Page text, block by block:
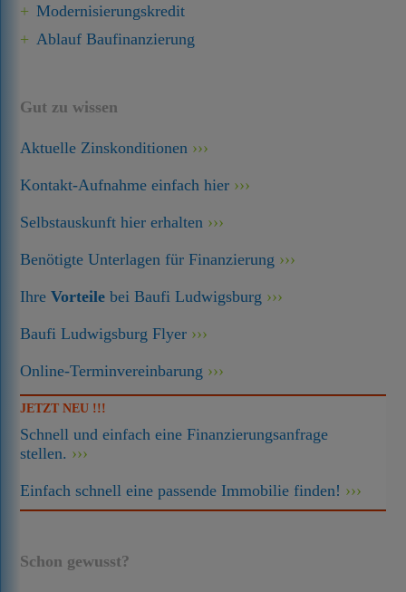
Modernisierungskredit
Ablauf Baufinanzierung
Gut zu wissen
Aktuelle Zinskonditionen
Kontakt-Aufnahme einfach hier
Selbstauskunft hier erhalten
Benötigte Unterlagen für Finanzierung
IhreVorteile bei Baufi Ludwigsburg
Baufi Ludwigsburg Flyer
Online-Terminvereinbarung
JETZT NEU !!!
Schnell und einfach eine Finanzierungsanfrage
stellen.
Einfach schnell eine passende Immobilie finden!
Schon gewusst?